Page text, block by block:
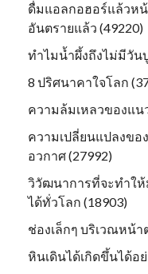
ดื่มแอลกอฮอร์แล้วห
อันตรายแล้ว (49220)
ทำไมน้ำผึ้งถึงไม่มีวัน
8 ปริศนาคาใจโลก
ความล้มเหลวของแน
ความเปลี่ยนแปลงข
อวกาศ (27992)
วิวัฒนาการที่จะทำใ
ได้ทั่วโลก (18903)
ช่องเล็กๆ บริเวณหน้า
หินเดินได้เกิดขึ้นได้อย่